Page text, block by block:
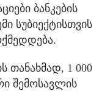
ბანკების
სუბიექტისთვის
თანახმად, 1 000
შემოსავლის